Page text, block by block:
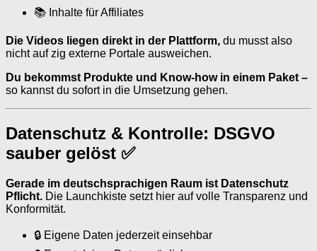
📚 Inhalte für Affiliates
Die Videos liegen direkt in der Plattform, du musst also
nicht auf zig externe Portale ausweichen.
Du bekommst Produkte und Know-how in einem Paket –
so kannst du sofort in die Umsetzung gehen.
Datenschutz & Kontrolle: DSGVO
sauber gelöst ✅
Gerade im deutschsprachigen Raum ist Datenschutz
Pflicht. Die Launchkiste setzt hier auf volle Transparenz und
Konformität.
🔒 Eigene Daten jederzeit einsehbar